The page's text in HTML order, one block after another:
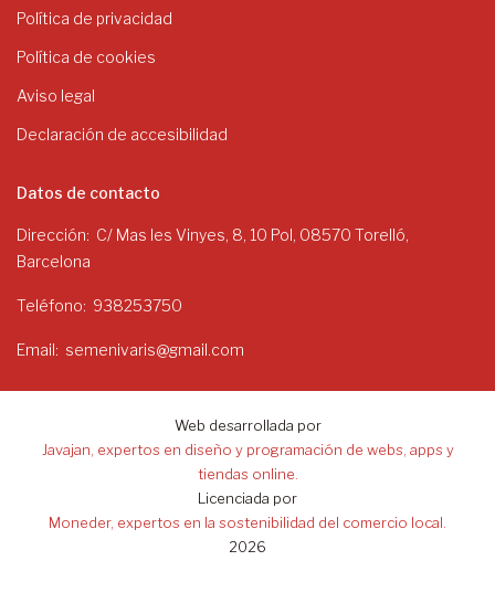
Política de privacidad
Política de cookies
Aviso legal
Declaración de accesibilidad
Datos de contacto
Dirección
C/ Mas les Vinyes, 8, 10 Pol, 08570 Torelló,
Barcelona
Teléfono 938253750
Email semenivaris@gmail.com
Web desarrollada por
Javajan, expertos en diseño y programación de webs, apps y
tiendas online.
Licenciada por
Moneder, expertos en la sostenibilidad del comercio local.
2026